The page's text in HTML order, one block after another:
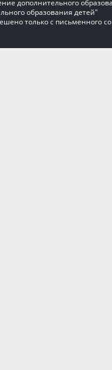
дополнительного
образования детей"
только с письменного